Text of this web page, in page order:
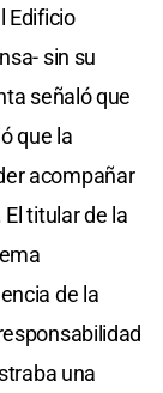
Edificio
sin su
señaló que
que la
acompañar
titular de la
de la
una